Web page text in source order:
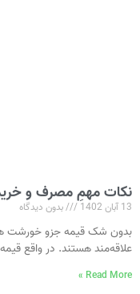
نکات مهمِ مصرف و
13 آبان 1402 بدون دیدگاه
بدون شک قیمه جزو خورشت
علاقه‌مند هستند. در واقع
Read More »